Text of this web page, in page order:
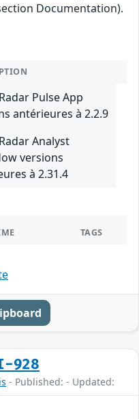
Documentation).
Pulse App
antérieures à 2.2.9
Analyst
versions
à 2.31.4
TAGS
928
- Published: - Updated: